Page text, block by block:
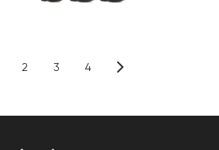
2 3 4